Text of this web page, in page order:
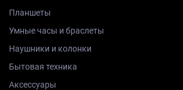
Планшеты
Умные часы и браслеты
Наушники и колонки
Бытовая техника
Аксессуары